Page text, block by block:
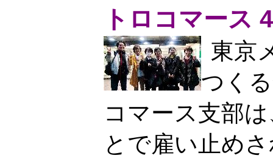
トロコマース
東京
つく
コマース支部
とで雇い止め